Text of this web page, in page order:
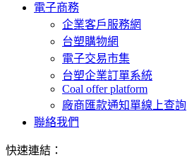
電子商務
企業客戶服務網
台塑購物網
電子交易市集
台塑企業訂單系統
Coal offer platform
廠商匯款通知單線上查詢
聯絡我們
快速連結：